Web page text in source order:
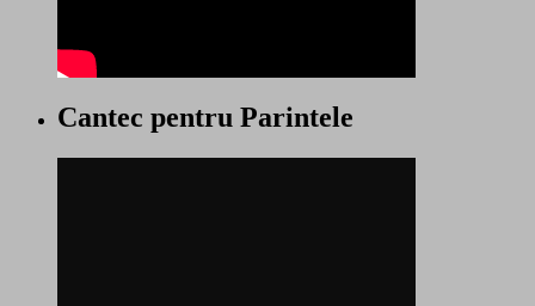
Cantec pentru Parintele